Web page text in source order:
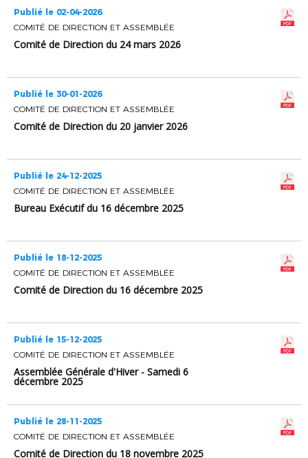
Publié le 02-04-2026
COMITÉ DE DIRECTION ET ASSEMBLÉE
Comité de Direction du 24 mars 2026
Publié le 30-01-2026
COMITÉ DE DIRECTION ET ASSEMBLÉE
Comité de Direction du 20 janvier 2026
Publié le 24-12-2025
COMITÉ DE DIRECTION ET ASSEMBLÉE
Bureau Exécutif du 16 décembre 2025
Publié le 18-12-2025
COMITÉ DE DIRECTION ET ASSEMBLÉE
Comité de Direction du 16 décembre 2025
Publié le 15-12-2025
COMITÉ DE DIRECTION ET ASSEMBLÉE
Assemblée Générale d'Hiver - Samedi 6
décembre 2025
Publié le 28-11-2025
COMITÉ DE DIRECTION ET ASSEMBLÉE
Comité de Direction du 18 novembre 2025